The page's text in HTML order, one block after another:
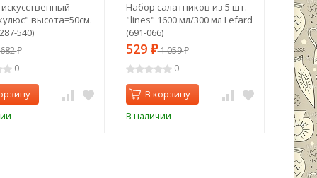
высота=50см.
540)
₽
0
Набор салатников из 5 шт.
"lines" 1600 мл/300 мл Lefard
(691-066)
529 ₽1 059₽
0
В корзину
В наличии
1351)
531 ₽
В
В